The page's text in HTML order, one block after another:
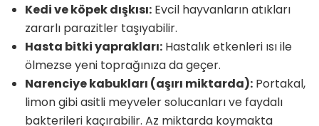
Kedi ve köpek dışkısı: Evcil hayvanların atıkları
zararlı parazitler taşıyabilir.
Hasta bitki yaprakları: Hastalık etkenleri ısı ile
ölmezse yeni toprağınıza da geçer.
Narenciye kabukları (aşırı miktarda): Portakal,
limon gibi asitli meyveler solucanları ve faydalı
bakterileri kaçırabilir. Az miktarda koymakta